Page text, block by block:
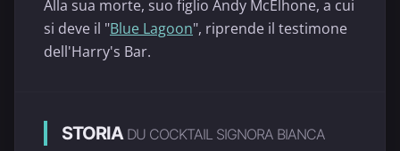
Alla sua morte, suo figlio Andy McElhone, a cui
si deve il "Blue Lagoon", riprende il testimone
dell'Harry's Bar.
STORIA DU COCKTAIL SIGNORA BIANCA